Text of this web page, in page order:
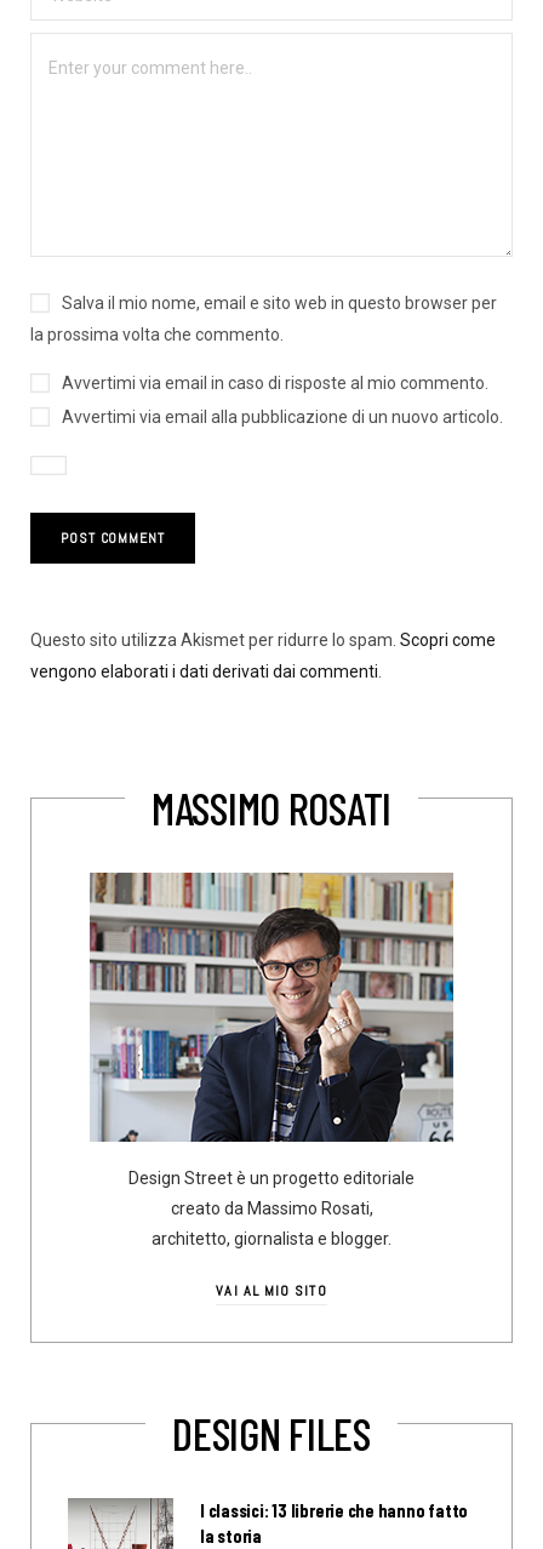
Salva il mio nome, email e sito web in questo browser per
la prossima volta che commento.
Avvertimi via email in caso di risposte al mio commento.
Avvertimi via email alla pubblicazione di un nuovo articolo.
Questo sito utilizza Akismet per ridurre lo spam. Scopri come
vengono elaborati i dati derivati dai commenti.
MASSIMO ROSATI
Design Street è un progetto editoriale
creato da Massimo Rosati,
architetto, giornalista e blogger.
VAI AL MIO SITO
DESIGN FILES
I classici: 13 librerie che hanno fatto
la storia